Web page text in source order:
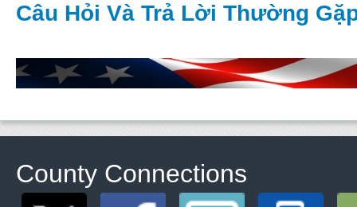
Câu Hỏi Và Trả Lời Thường
County Connections